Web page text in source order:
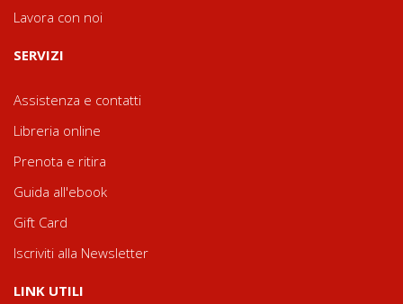
Lavora con noi
SERVIZI
Assistenza e contatti
Libreria online
Prenota e ritira
Guida all'ebook
Gift Card
Iscriviti alla Newsletter
LINK UTILI